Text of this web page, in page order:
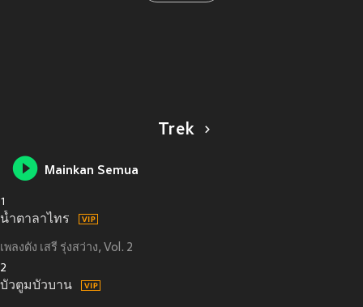
Trek
Mainkan Semua
1
น้ำตาลาไทร
เพลงดัง เสรี รุ่งสว่าง, Vol. 2
2
บัวตูมบัวบาน